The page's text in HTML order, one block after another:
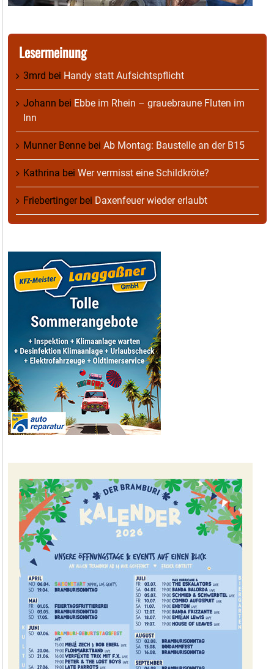
Lesermeinung
3mrd bei Handy statt Aufsichtspflicht
Johann bei Ebbe im Rhein – grauebraune Fluten im
Inn
Munner Benne bei Ab Montag: Baustelle an der B15
Kathrina bei Wer vermisst eine Schildkröte?
Friebertingerbei Daxenfeuer wieder erlaubt